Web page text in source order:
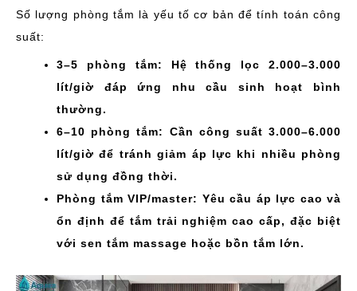
Số lượng phòng tắm là yếu tố cơ bản để tính toán công
suất:
3–5 phòng tắm: Hệ thống lọc 2.000–3.000
lít/giờ đáp ứng nhu cầu sinh hoạt bình
thường.
6–10 phòng tắm: Cần công suất 3.000–6.000
lít/giờ để tránh giảm áp lực khi nhiều phòng
sử dụng đồng thời.
Phòng tắm VIP/master: Yêu cầu áp lực cao và
ổn định để tắm trải nghiệm cao cấp, đặc biệt
với sen tắm massage hoặc bồn tắm lớn.